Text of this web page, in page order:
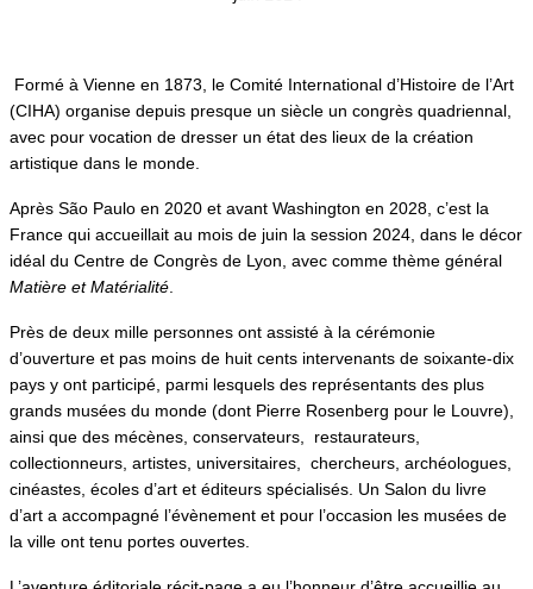
Formé à Vienne en 1873, le Comité International d’Histoire de l’Art
(CIHA) organise depuis presque un siècle un congrès quadriennal,
avec pour vocation de dresser un état des lieux de la création
artistique dans le monde.
Après São Paulo en 2020 et avant Washington en 2028, c’est la
France qui accueillait au mois de juin la session 2024, dans le décor
idéal du Centre de Congrès de Lyon, avec comme thème général
Matière et Matérialité
Près de deux mille personnes ont assisté à la cérémonie
d’ouverture et pas moins de huit cents intervenants de soixante-dix
pays y ont participé, parmi lesquels des représentants des plus
grands musées du monde (dont Pierre Rosenberg pour le Louvre),
ainsi que des mécènes, conservateurs, restaurateurs,
collectionneurs, artistes, universitaires, chercheurs, archéologues,
cinéastes, écoles d’art et éditeurs spécialisés. Un Salon du livre
d’art a accompagné l’évènement et pour l’occasion les musées de
la ville ont tenu portes ouvertes.